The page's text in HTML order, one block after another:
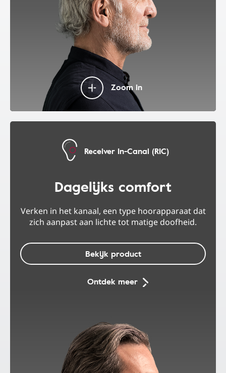
Zoom in
Receiver In-Canal (RIC)
Dagelijks comfort
Verken in het kanaal, een type hoorapparaat dat
zich aanpast aan lichte tot matige doofheid.
Bekijk product
Ontdek meer